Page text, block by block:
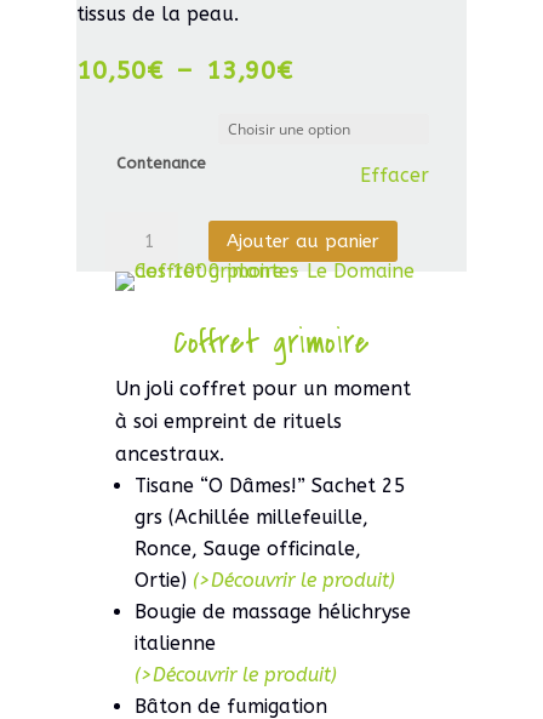
tissus de la peau.
10,50€ – 13,90€Plage
de
prix :
13,90€
Contenance
Effacer
Macérat
Pâquerette
Ajouter au panier
Coffret grimoire
Un joli coffret pour un moment
à soi empreint de rituels
ancestraux.
Tisane “O Dâmes!” Sachet 25
grs (Achillée millefeuille,
Ronce, Sauge officinale,
Ortie) (>Découvrir le produit)
Bougie de massage hélichryse
italienne
(>Découvrir le produit)
Bâton de fumigation